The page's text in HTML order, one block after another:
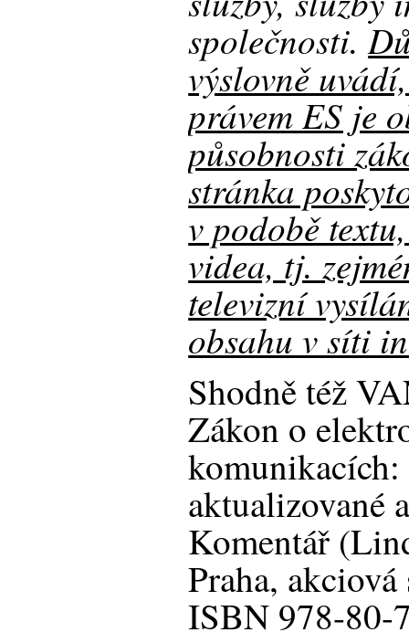
společnosti.
výslovně
právem ES je
působnosti
stránka
v podobě
videa, tj.
televizní
obsahu v síti
Shodně též
Zákon o
aktualizované
Komentář
Praha,
ISBN 978-80-